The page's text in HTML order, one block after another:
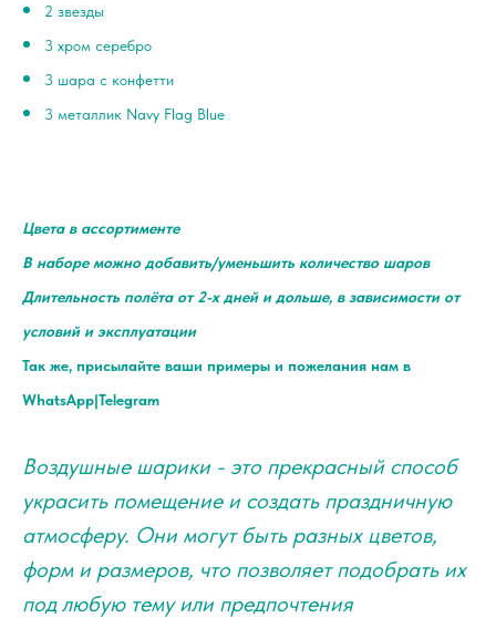
2 звезды
3 хром серебро
3 шара с конфетти
3 металлик Navy Flag Blue
Цвета в ассортименте
В наборе можно добавить/уменьшить количество шаров
Длительность полёта от 2-х дней и дольше, в зависимости от
условий и эксплуатации
Так же, присылайте ваши примеры и пожелания нам в
WhatsApp|Telegram
Воздушные шарики - это прекрасный способ
украсить помещение и создать праздничную
атмосферу. Они могут быть разных цветов,
форм и размеров, что позволяет подобрать их
под любую тему или предпочтения